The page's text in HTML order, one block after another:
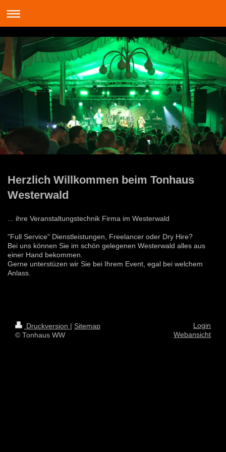
Herzlich Willkommen beim Tonhaus
Westerwald
... ihre Veranstaltungstechnik Firma im Westerwald
"Full Service" Dienstleistungen, Freelancer oder Dry Hire?
Bei uns können Sie im schön gelegenen Westerwald alles aus
einer Hand bekommen.
Gerne unterstüzen wir Sie bei Ihrem Event, egal bei welchem
Anlass.
Druckversion
Sitemap
© Tonhaus WW
Login
Webansicht